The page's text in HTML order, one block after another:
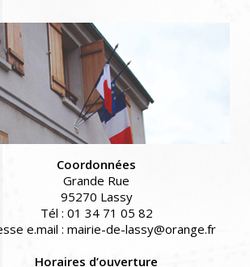
Coordonnées
Grande Rue
95270 Lassy
Tél : 01 34 71 05 82
e.mail : mairie-de-lassy@orange.fr
Horaires d’ouverture